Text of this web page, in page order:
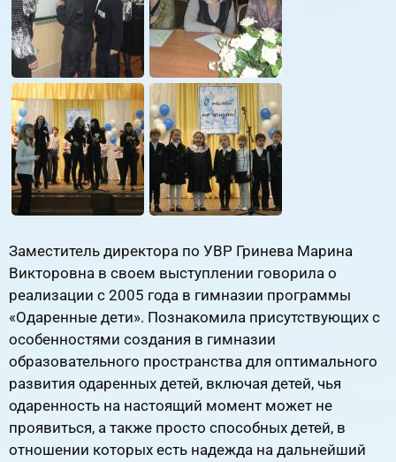
Заместитель директора по УВР Гринева Марина
Викторовна в своем выступлении говорила о
реализации с 2005 года в гимназии программы
«Одаренные дети». Познакомила присутствующих с
особенностями создания в гимназии
образовательного пространства для оптимального
развития одаренных детей, включая детей, чья
одаренность на настоящий момент может не
проявиться, а также просто способных детей, в
отношении которых есть надежда на дальнейший